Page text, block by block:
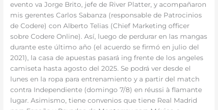
evento va Jorge Brito, jefe de River Platter, y acompañaron
mis gerentes Carlos Sabanza (responsable de Patrocinios
de Codere) con Alberto Telias (Chief Marketing officer
sobre Codere Online). Así, luego de perdurar en las mangas
durante este último año (el acuerdo se firmó en julio del
2021), la casa de apuestas pasará ing frente de los angeles
camiseta hasta agosto del 2025. Se podrá ver desde el
lunes en la ropa para entrenamiento y a partir del match
contra Independiente (domingo 7/8) en réussi à flamante
lugar. Asimismo, tiene convenios que tiene Real Madrid